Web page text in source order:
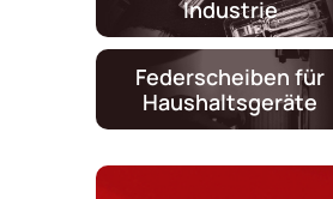
Industrie
Federscheiben für
Haushaltsgeräte